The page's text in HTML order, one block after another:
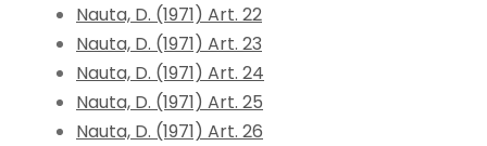
Nauta, D. (1971) Art. 22
Nauta, D. (1971) Art. 23
Nauta, D. (1971) Art. 24
Nauta, D. (1971) Art. 25
Nauta, D. (1971) Art. 26